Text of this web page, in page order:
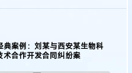
路布图设计
受《天津日报》采访：解读
市专利行政保护案例